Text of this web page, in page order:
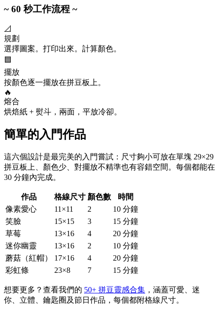
~ 60 秒工作流程 ~
📐
規劃
選擇圖案。打印出來。計算顏色。
🟦
擺放
按顏色逐一擺放在拼豆板上。
🔥
熔合
烘焙紙 + 熨斗，兩面，平放冷卻。
簡單的入門作品
這六個設計是最完美的入門嘗試：尺寸夠小可放在單塊 29×29
拼豆板上、顏色少、對擺放不精準也有容錯空間。每個都能在
30 分鐘內完成。
作品 格線尺寸 顏色數
時間
像素愛心
11×11 2
10 分鐘
笑臉
15×15 3
15 分鐘
草莓
13×16 4
20 分鐘
迷你幽靈
13×16 2
10 分鐘
蘑菇（紅帽）
17×16 4
20 分鐘
彩虹條
23×8 7 15 分鐘
想要更多？查看我們的 50+ 拼豆靈感合集 ，涵蓋可愛、迷
你、立體、鑰匙圈及節日作品，每個都附格線尺寸。